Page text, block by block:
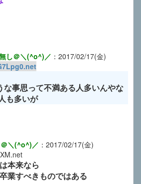
し＠＼(^o^)／ ： 2017/02/17(金)
な事思って不満ある人多いんやな
も多いが
＼(^o^)／ ： 2017/02/17(金)
本来なら
業すべきものではある